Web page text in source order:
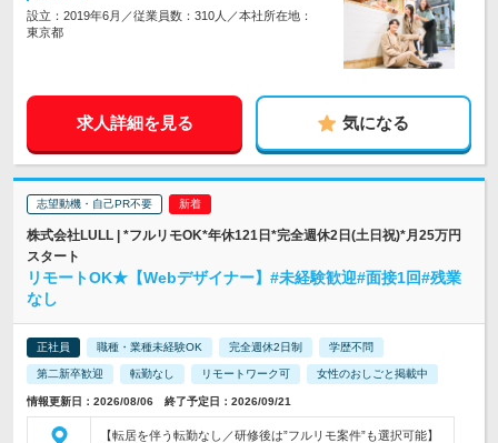
設立：2019年6月／従業員数：310人／本社所在地：
東京都
求人詳細を見る 気になる
志望動機・自己PR不要
株式会社LULL | *フルリモOK*年休121日*完全週休2日(土日祝)*月25万円
スタート
リモートOK★【Webデザイナー】#未経験歓迎#面接1回#残業
なし
正社員 職種・業種未経験OK 完全週休2日制 学歴不問
第二新卒歓迎 転勤なし リモートワーク可 女性のおしごと掲載中
情報更新日：2026/08/06 終了予定日：2026/09/21
【転居を伴う転勤なし／研修後は”フルリモ案件”も選択可能】